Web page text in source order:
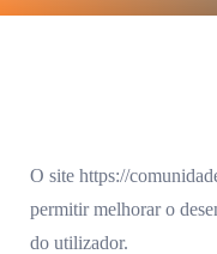
O site https://
permitir melhorar o
do utilizador.